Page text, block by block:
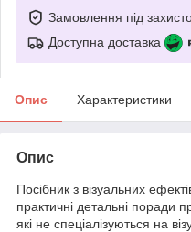
Замовлення під
Доступна доставка
Опис Характеристики
Опис
Посібник з візуальних
практичні детальні поради
які не спеціалізуються на